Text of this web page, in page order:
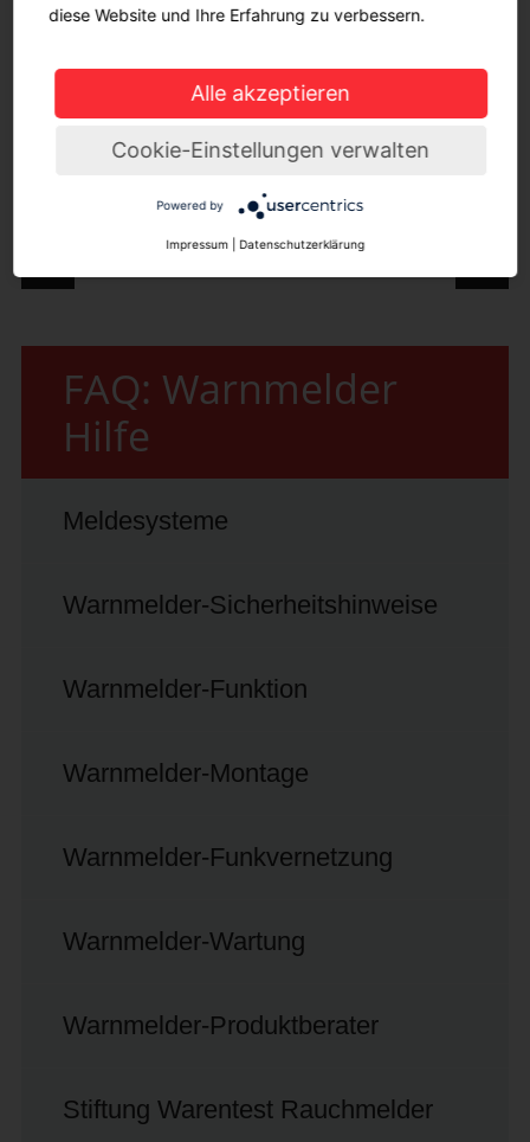
PRESSE
Post navigation
FAQ: Warnmelder
Hilfe
Meldesysteme
Warnmelder-Sicherheitshinweise
Warnmelder-Funktion
Warnmelder-Montage
Warnmelder-Funkvernetzung
Warnmelder-Wartung
Warnmelder-Produktberater
Stiftung Warentest Rauchmelder
diese Website und Ihre Erfahrung zu verbessern.
Alle akzeptieren
Cookie-Einstellungen verwalten
Powered by
Impressum Datenschutzerklärung